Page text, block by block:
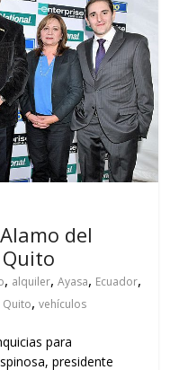
del
, alquiler,Ayasa, Ecuador,
Quito,vehículos
para
presidente